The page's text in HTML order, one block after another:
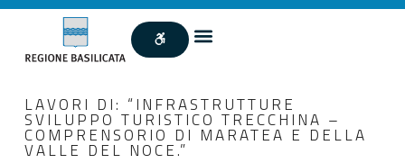
LAVORI DI: “INFRASTRUTTURE
SVILUPPO TURISTICO TRECCHINA –
COMPRENSORIO DI MARATEA E DELLA
VALLE DEL NOCE.”